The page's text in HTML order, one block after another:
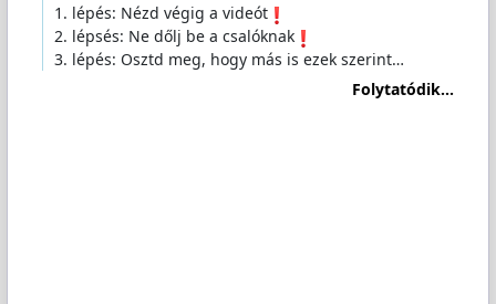
1. lépés: Nézd végig a videót
2. lépsés: Ne dőlj be a csalóknak
3. lépés: Osztd meg, hogy más is ezek szerint…
Folytatódik...